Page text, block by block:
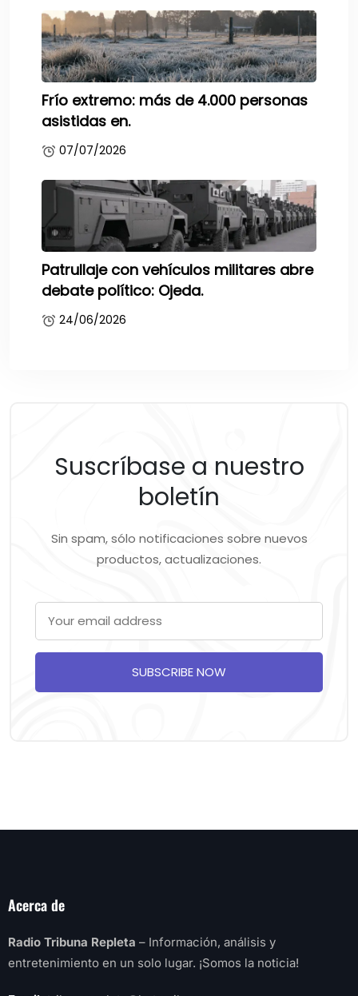
Frío extremo: más de 4.000 personas
asistidas en.
07/07/2026
Patrullaje con vehículos militares abre
debate político: Ojeda.
24/06/2026
Suscríbase a nuestro
boletín
Sin spam, sólo notificaciones sobre nuevos
productos, actualizaciones.
SUBSCRIBE NOW
Acerca de
Radio Tribuna Repleta – Información, análisis y
entretenimiento en un solo lugar. ¡Somos la noticia!